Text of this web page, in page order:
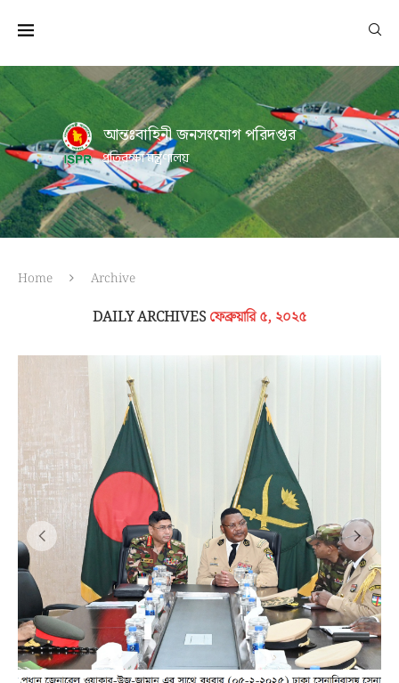
আন্তঃবাহিনী জনসংযোগ পরিদপ্তর
প্রতিরক্ষা মন্ত্রণালয়
Home Archive
DAILY ARCHIVES ফেব্রুয়ারি ৫, ২০২৫